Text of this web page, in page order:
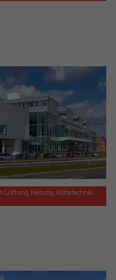
Lüftung, Heizung, Kältetechnik,